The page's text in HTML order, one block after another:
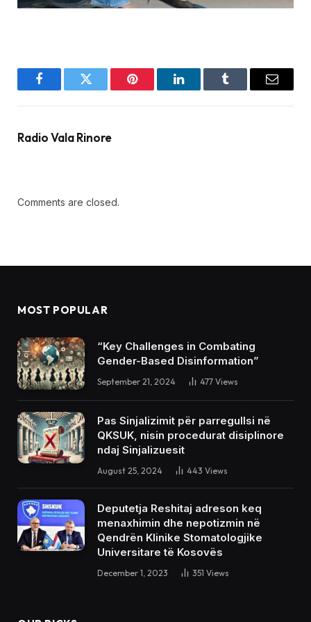
FacebookTwitter Pinterest LinkedInTumblr Email
Radio Vala Rinore
Comments are closed.
MOST POPULAR
“Key Challenges in Combating
Gender-Based Disinformation”
September 21, 2024 477 Views
Pas Sinjalizimit për parregullsi në
QKSUK, nisin procedurat disiplinore
ndaj Sinjalizuesit
August 25, 2024 443 Views
Deputetja Reshitaj adreson keq
menaxhimin dhe nepotizmin në
Qendrën Klinike Stomatologjike
Universitare të Kosovës
December 1, 2023 351 Views